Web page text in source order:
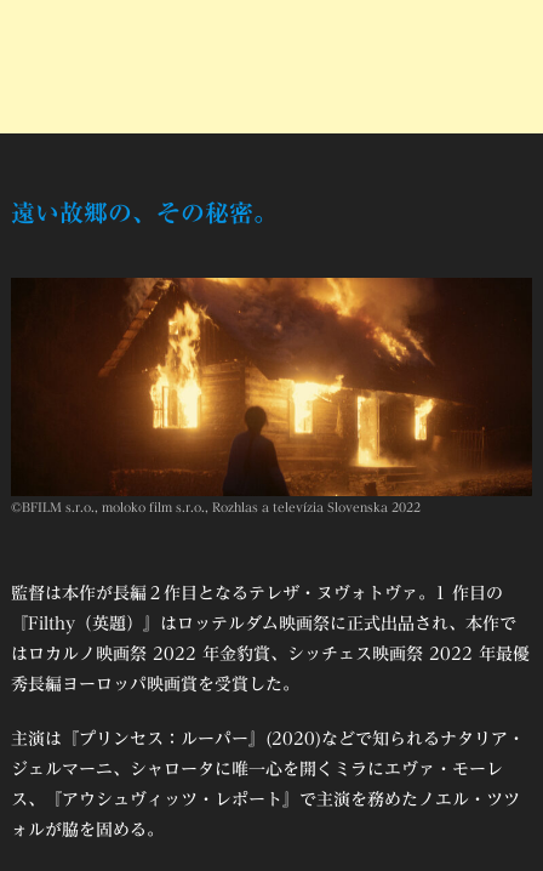
遠い故郷の、その秘密。
©︎BFILM s.r.o., moloko film s.r.o., Rozhlas a televízia Slovenska 2022
監督は本作が長編２作目となるテレザ・ヌヴォトヴァ。1 作目の
『Filthy（英題）』はロッテルダム映画祭に正式出品され、本作で
はロカルノ映画祭 2022 年金豹賞、シッチェス映画祭 2022 年最優
秀長編ヨーロッパ映画賞を受賞した。
主演は『プリンセス：ルーパー』(2020)などで知られるナタリア・
ジェルマーニ、シャロータに唯一心を開くミラにエヴァ・モーレ
ス、『アウシュヴィッツ・レポート』で主演を務めたノエル・ツツ
ォルが脇を固める。